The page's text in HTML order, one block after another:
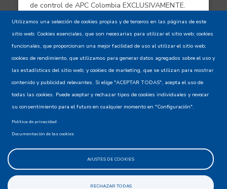
de control de APC Colombia EXCLUSIVAMENTE.
@apccolombia
Aviso de confidencialidad - Política de
privacidad y Condiciones de uso
Mapa del Sitio XML
Utilizamos una selección de cookies propias y de terceros en las páginas de este
sitio web: Cookies esenciales, que son necesarias para utilizar el sitio web; cookies
funcionales, que proporcionan una mejor facilidad de uso al utilizar el sitio web;
cookies de rendimiento, que utilizamos para generar datos agregados sobre el uso y
las estadísticas del sitio web; y cookies de marketing, que se utilizan para mostrar
contenido y publicidad relevantes. Si elige "ACEPTAR TODAS", acepta el uso de
todas las cookies. Puede aceptar y rechazar tipos de cookies individuales y revocar
su consentimiento para el futuro en cualquier momento en "Configuración".
Política de privacidad
Documentación de las cookies
AJUSTES DE COOKIES
RECHAZAR TODAS